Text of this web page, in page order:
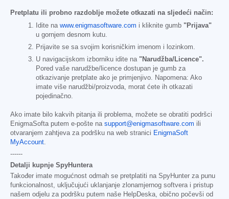
Pretplatu ili probno razdoblje možete otkazati na sljedeći način:
Idite na www.enigmasoftware.com i kliknite gumb "Prijava"
u gornjem desnom kutu.
Prijavite se sa svojim korisničkim imenom i lozinkom.
U navigacijskom izborniku idite na "Narudžba/Licence".
Pored vaše narudžbe/licence dostupan je gumb za
otkazivanje pretplate ako je primjenjivo. Napomena: Ako
imate više narudžbi/proizvoda, morat ćete ih otkazati
pojedinačno.
Ako imate bilo kakvih pitanja ili problema, možete se obratiti podršci
EnigmaSofta putem e-pošte na support@enigmasoftware.com ili
otvaranjem zahtjeva za podršku na web stranici EnigmaSoft
MyAccount.
------
Detalji kupnje SpyHuntera
Također imate mogućnost odmah se pretplatiti na SpyHunter za punu
funkcionalnost, uključujući uklanjanje zlonamjernog softvera i pristup
našem odjelu za podršku putem naše HelpDeska, obično počevši od